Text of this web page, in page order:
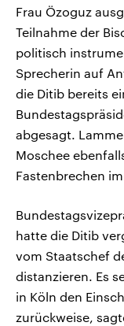
Frau Özoguz
Teilnahme der
politisch
Sprecherin auf
die Ditib bereits
abgesagt.
Moschee
Fastenbrechen
hatte die Ditib
vom Staatschef
distanzieren. Es
in Köln den
zurückweise,